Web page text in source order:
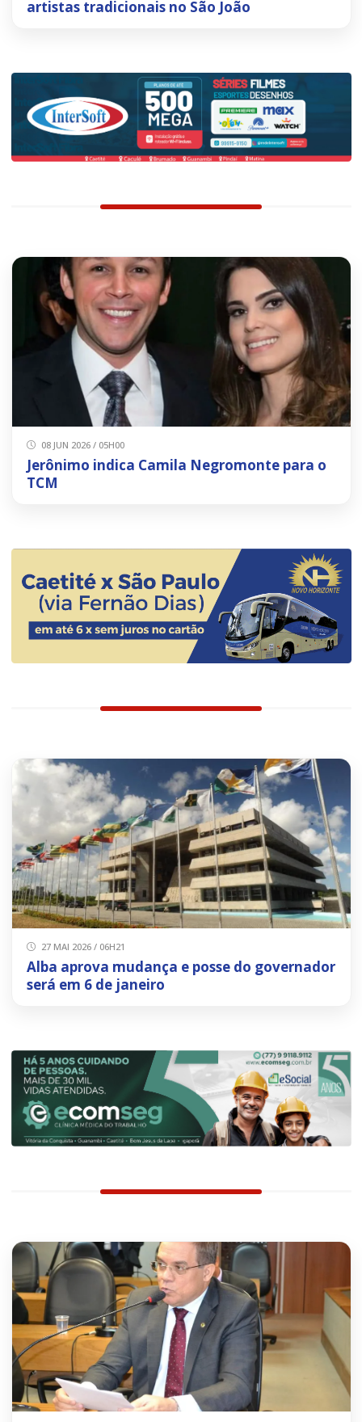
artistas tradicionais no São João
08 JUN 2026 / 05H00
Jerônimo indica Camila Negromonte para o
TCM
27 MAI 2026 / 06H21
Alba aprova mudança e posse do governador
será em 6 de janeiro